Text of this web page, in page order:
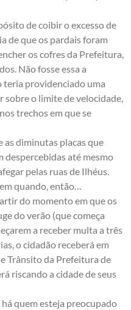
de coibir o excesso de
de que os pardais foram
os cofres da Prefeitura,
Não fosse essa a
teria providenciado uma
sobre o limite de velocidade,
trechos em que se
as diminutas placas que
despercebidas até mesmo
pelas ruas de Ilhéus.
quando, então…
do momento em que os
do verão (que começa
a receber multa a três
o cidadão receberá em
Trânsito da Prefeitura de
riscando a cidade de seus
quem esteja preocupado